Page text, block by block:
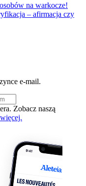
na warkocze!
– afirmacja czy
e-mail.
Zobacz naszą